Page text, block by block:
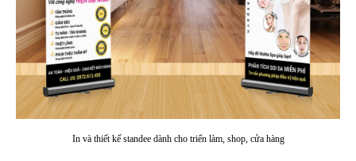
In và thiết kế standee dành cho triển làm, shop, cửa hàng